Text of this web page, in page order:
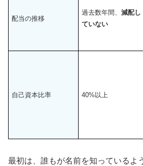
配当の推移
過去数年間、減配し
ていない
自己資本比率 40%以上
最初は、誰もが名前を知っているよ